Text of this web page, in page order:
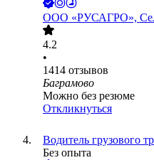
ООО «РУСАГРО»,
4.2
•
1414 отзывов
Баграмово
Можно без резюме
Откликнуться
Водитель грузового
Без опыта